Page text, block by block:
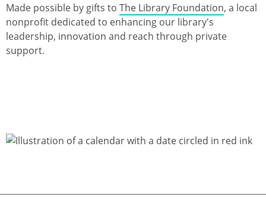
Made possible by gifts to The Library Foundation, a local
nonprofit dedicated to enhancing our library's
leadership, innovation and reach through private
support.